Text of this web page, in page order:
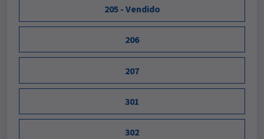
205 - Vendido
206
207
301
302